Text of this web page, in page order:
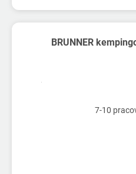
BRUNNER
7-10